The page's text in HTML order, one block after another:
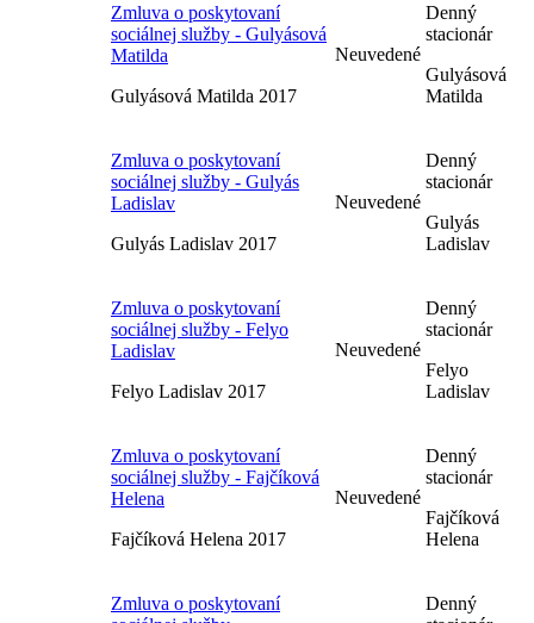
Zmluva o poskytovaní
sociálnej služby - Gulyásová
Matilda
Gulyásová Matilda 2017
Neuvedené
Denný
stacionár
Gulyásová
Matilda
Zmluva o poskytovaní
sociálnej služby - Gulyás
Ladislav
Gulyás Ladislav 2017
Neuvedené
Denný
stacionár
Gulyás
Ladislav
Zmluva o poskytovaní
sociálnej služby - Felyo
Ladislav
Felyo Ladislav 2017
Neuvedené
Denný
stacionár
Felyo
Ladislav
Zmluva o poskytovaní
sociálnej služby - Fajčíková
Helena
Fajčíková Helena 2017
Neuvedené
Denný
stacionár
Fajčíková
Helena
Zmluva o poskytovaní
Denný